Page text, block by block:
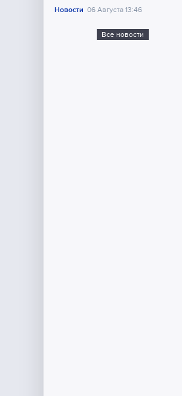
Новости 06 Августа 13:46
Все новости